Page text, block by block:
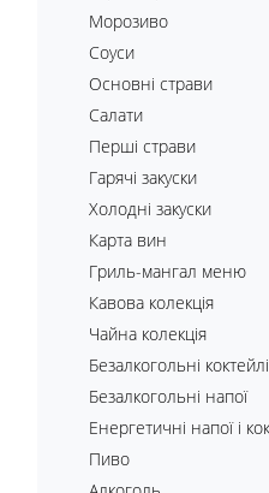
Морозиво
Соуси
Основні страви
Салати
Перші страви
Гарячі закуски
Холодні закуски
Карта вин
Гриль-мангал меню
Кавова колекція
Чайна колекція
Безалкогольні коктейлі
Безалкогольні напої
Енергетичні напої і
Пиво